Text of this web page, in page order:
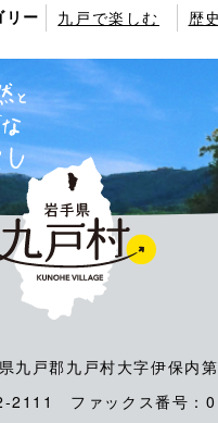
リー 九戸で楽しむ 歴
戸郡九戸村大字伊保内
2111 ファックス番号：